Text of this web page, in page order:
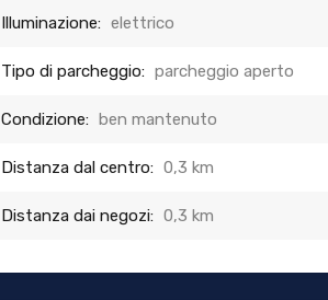
Illuminazione: elettrico
Tipo di parcheggio: parcheggio aperto
Condizione: ben mantenuto
Distanza dal centro: 0,3 km
Distanza dai negozi: 0,3 km